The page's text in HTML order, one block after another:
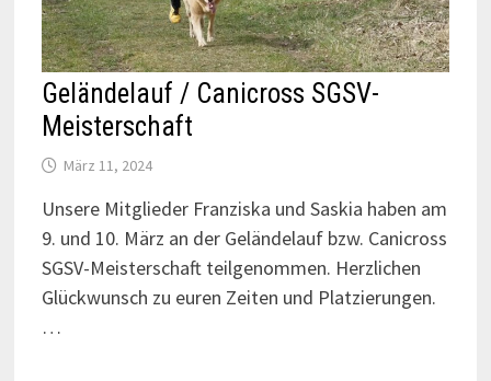
Geländelauf / Canicross SGSV-
Meisterschaft
März 11, 2024
Unsere Mitglieder Franziska und Saskia haben am
9. und 10. März an der Geländelauf bzw. Canicross
SGSV-Meisterschaft teilgenommen. Herzlichen
Glückwunsch zu euren Zeiten und Platzierungen.
…